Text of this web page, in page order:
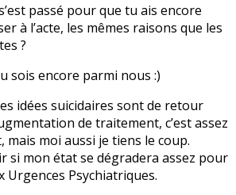
passé pour que tu ais encore
à l’acte, les mêmes raisons que les
?
sois encore parmi nous :)
idées suicidaires sont de retour
de traitement, c’est assez
mais moi aussi je tiens le coup.
si mon état se dégradera assez pour
Urgences Psychiatriques.